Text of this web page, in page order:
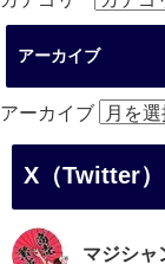
アーカイブ
アーカイブ
X（Twitter）
マジシャ